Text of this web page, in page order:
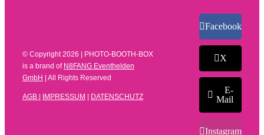
© Copyright2026 | PHOTO-BOOTH-BOX
is a brand of N8FANG Eventhelden
GmbH
| All Rights Reserved
AGB IMPRESSUM DATENSCHUTZ
Facebook
X
E-
Mail
Instagram